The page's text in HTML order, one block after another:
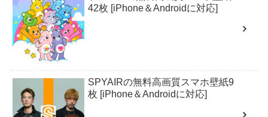
42枚 [iPhone＆Androidに対応]
SPYAIRの無料高画質スマホ壁紙9
枚 [iPhone＆Androidに対応]